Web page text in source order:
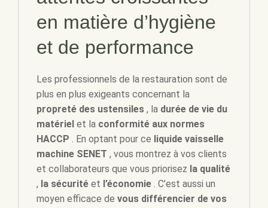
en matière d’hygiène
et de performance
Les professionnels de la restauration sont de
plus en plus exigeants concernant la
propreté des ustensiles , la durée de vie du
matériel et la conformité aux normes
HACCP . En optant pour ce liquide vaisselle
machine SENET , vous montrez à vos clients
et collaborateurs que vous priorisez la qualité
, la sécurité et l’économie . C’est aussi un
moyen efficace de vous différencier de vos